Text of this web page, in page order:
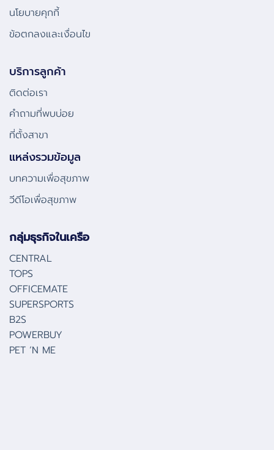
นโยบายคุกกี้
ข้อตกลงและเงื่อนไข
บริการลูกค้า
ติดต่อเรา
คําถามที่พบบ่อย
ที่ตั้งสาขา
แหล่งรวมข้อมูล
บทความเพื่อสุขภาพ
วีดีโอเพื่อสุขภาพ
กลุ่มธุรกิจในเครือ
CENTRAL
TOPS
OFFICEMATE
SUPERSPORTS
B2S
POWERBUY
PET ‘N ME